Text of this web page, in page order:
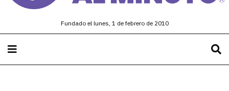
Fundado el lunes, 1 de febrero de 2010